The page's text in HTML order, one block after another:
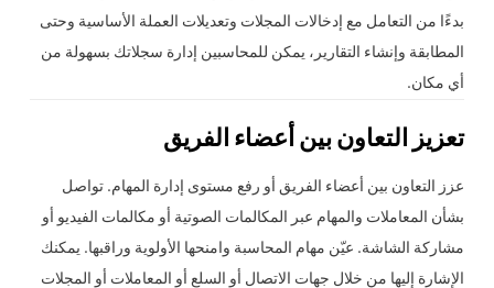
بدءًا من التعامل مع إدخالات المجلات وتعديلات العملة الأساسية وحتى
المطابقة وإنشاء التقارير، يمكن للمحاسبين إدارة سجلاتك بسهولة من
أي مكان.
تعزيز التعاون بين أعضاء الفريق
عزز التعاون بين أعضاء الفريق أو رفع مستوى إدارة المهام. تواصل
بشأن المعاملات والمهام عبر المكالمات الصوتية أو مكالمات الفيديو أو
مشاركة الشاشة. عيّن مهام المحاسبة وامنحها الأولوية وراقبها. يمكنك
الإشارة إليها من خلال جهات الاتصال أو السلع أو المعاملات أو المجلات